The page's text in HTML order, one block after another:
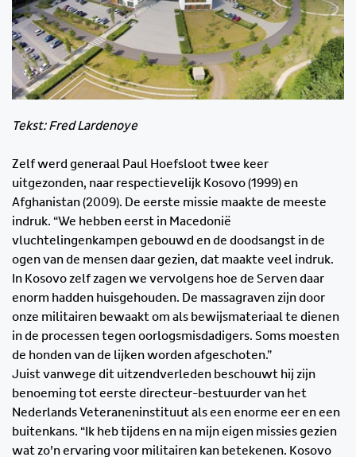
Tekst: Fred Lardenoye
Zelf werd generaal Paul Hoefsloot twee keer
uitgezonden, naar respectievelijk Kosovo (1999) en
Afghanistan (2009). De eerste missie maakte de meeste
indruk. “We hebben eerst in Macedonië
vluchtelingenkampen gebouwd en de doodsangst in de
ogen van de mensen daar gezien, dat maakte veel indruk.
In Kosovo zelf zagen we vervolgens hoe de Serven daar
enorm hadden huisgehouden. De massagraven zijn door
onze militairen bewaakt om als bewijsmateriaal te dienen
in de processen tegen oorlogsmisdadigers. Soms moesten
de honden van de lijken worden afgeschoten.”
Juist vanwege dit uitzendverleden beschouwt hij zijn
benoeming tot eerste directeur-bestuurder van het
Nederlands Veteraneninstituut als een enorme eer en een
buitenkans. “Ik heb tijdens en na mijn eigen missies gezien
wat zo’n ervaring voor militairen kan betekenen. Kosovo